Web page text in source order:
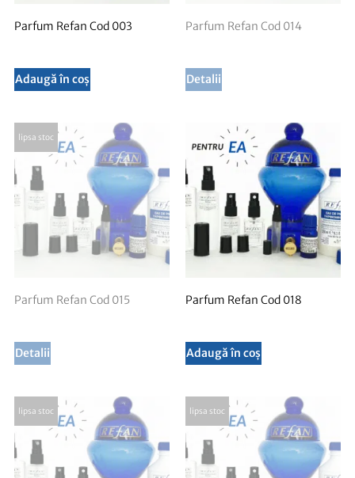
Parfum Refan Cod 003
Adaugă în coș
Parfum Refan Cod 014
Detalii
Parfum Refan Cod 015
Detalii
Parfum Refan Cod 018
Adaugă în coș